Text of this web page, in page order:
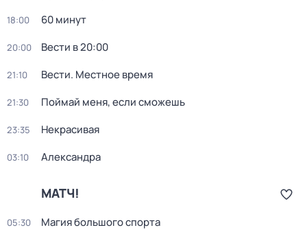
18:00 60 минут
20:00 Вести в 20:00
21:10 Вести. Местное время
21:30 Поймай меня, если сможешь
23:35 Некрасивая
03:10 Александра
МАТЧ!
05:30 Магия большого спорта